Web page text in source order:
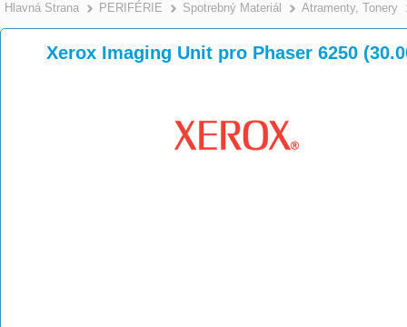
Hlavná Strana >
PERIFÉRIE >
Spotrebný Materiál >
Atramenty, Tonery
Xerox Imaging Unit pro Phaser 6250